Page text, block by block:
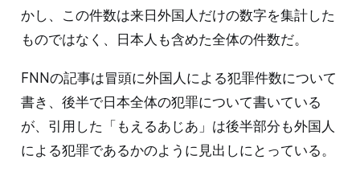
かし、この件数は来日外国人だけの数字を集計した
ものではなく、日本人も含めた全体の件数だ。
FNNの記事は冒頭に外国人による犯罪件数について
書き、後半で日本全体の犯罪について書いている
が、引用した「もえるあじあ」は後半部分も外国人
による犯罪であるかのように見出しにとっている。